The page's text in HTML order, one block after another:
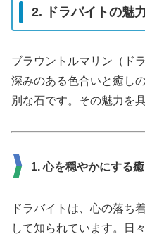
2. ドラバイトの魅
ブラウントルマリン（ド
深みのある色合いと癒し
別な石です。その魅力を
1. 心を穏やかにする
ドラバイトは、心の落ち
して知られています。日